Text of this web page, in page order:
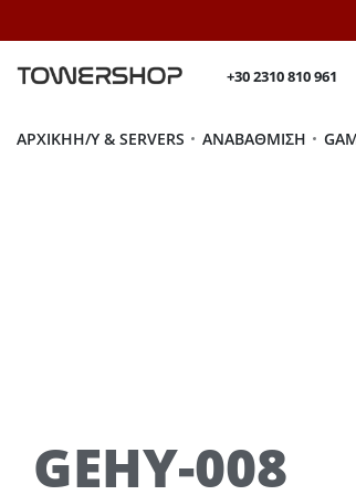
+30 2310 810 961
ΑΡΧΙΚΉH/Y & SERVERS ΑΝΑΒΆΘΜΙΣΗ
GEHY-008